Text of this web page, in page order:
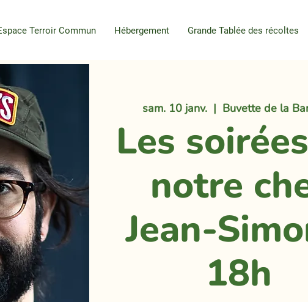
Terroir Commun Hébergement Grande Tablée des récoltes
sam. 10 janv.
  |
Buvette de la
Les
notre
Jean-
18h